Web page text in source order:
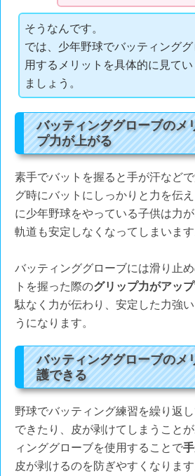
そうなんです。
では、少年野球でバッティング
用するメリットを具体的に見て
ましょう。
バッティンググローブの
プ力が上がる
素手でバットを握ると手が汗など
グ時にバットにしっかりと力を伝
に少年野球をやっている子供は力
軌道も安定しなくなってしまいます
バッティンググローブには滑り止
トを握った際のグリップ力がアッ
駄なく力が伝わり、安定した力強
うになります。
バッティンググローブの
護できる
野球でバッティング練習を繰り返
できたり、皮が剥けてしまうこと
ィンググローブを使用することで
皮が剥けるのを防ぎやすくなります